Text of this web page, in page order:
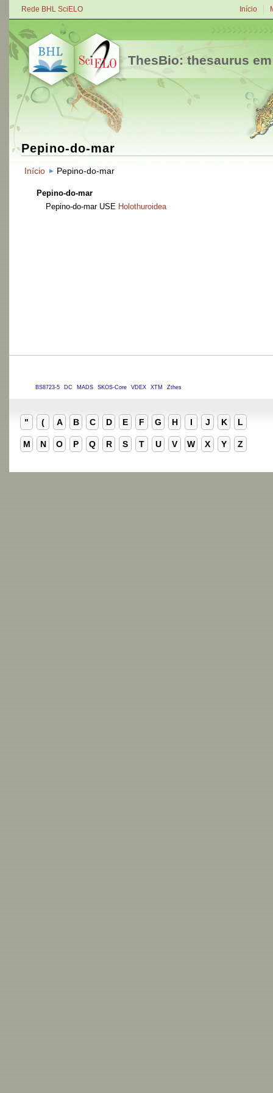
Rede BHL SciELO Início
ThesBio: thesaurus
Pepino-do-mar
Início Pepino-do-mar
Pepino-do-mar
Pepino-do-marUSE Holothuroidea
BS8723-5 DC MADS SKOS-Core VDEX XTM Zthes
" ( A B C D E F G H I J K L
M N O P Q R S T U V W X Y Z